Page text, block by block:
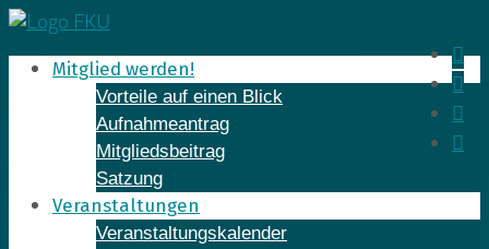
Skip
to
contentMitglied werden!
Vorteile auf einen Blick
Aufnahmeantrag
Mitgliedsbeitrag
Satzung
Veranstaltungen
Veranstaltungskalender